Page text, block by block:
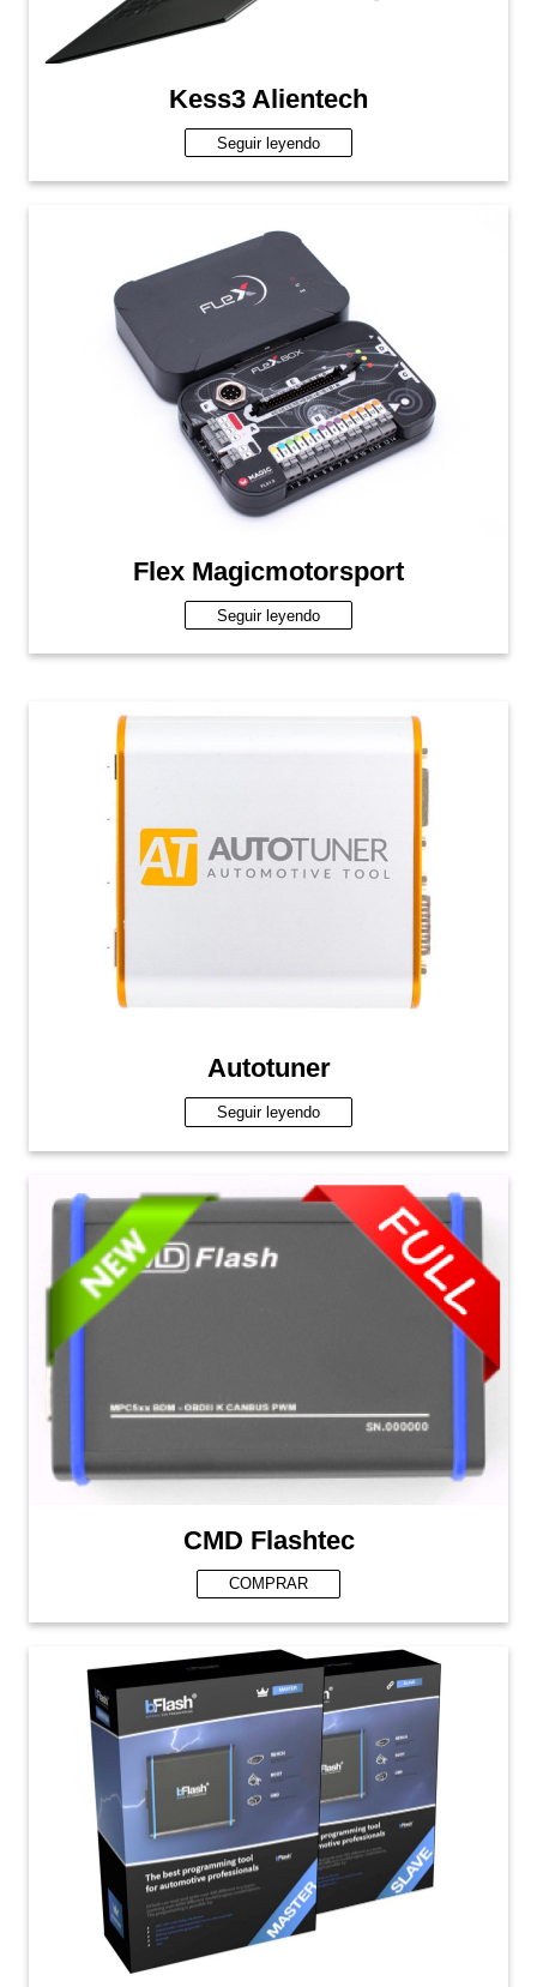
Kess3 Alientech
Seguir leyendo
Flex Magicmotorsport
Seguir leyendo
Autotuner
Seguir leyendo
CMD Flashtec
COMPRAR